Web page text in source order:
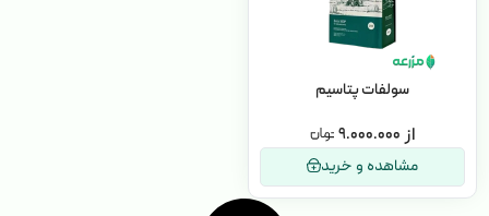
سولفات پتاسیم
۹.۰۰۰.۰۰۰
مشاهده و خرید